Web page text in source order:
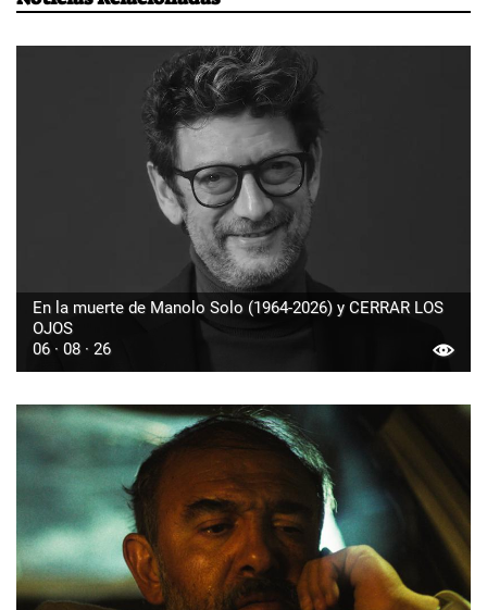
En la muerte de Manolo Solo (1964-2026) y CERRAR LOS
OJOS
06 · 08 · 26